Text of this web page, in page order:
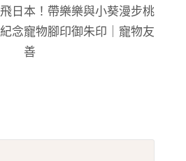
日本！帶樂樂與小葵漫步桃
念寵物腳印御朱印｜寵物友
善